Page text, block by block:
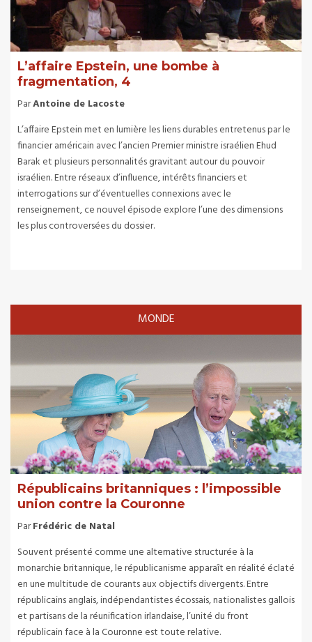
L’affaire Epstein, une bombe à
fragmentation, 4
ParAntoine de Lacoste
L’affaire Epstein met en lumière les liens durables entretenus par le
financier américain avec l’ancien Premier ministre israélien Ehud
Barak et plusieurs personnalités gravitant autour du pouvoir
israélien. Entre réseaux d’influence, intérêts financiers et
interrogations sur d’éventuelles connexions avec le
renseignement, ce nouvel épisode explore l’une des dimensions
les plus controversées du dossier.
MONDE
Républicains britanniques : l’impossible
union contre la Couronne
ParFrédéric de Natal
Souvent présenté comme une alternative structurée à la
monarchie britannique, le républicanisme apparaît en réalité éclaté
en une multitude de courants aux objectifs divergents. Entre
républicains anglais, indépendantistes écossais, nationalistes gallois
et partisans de la réunification irlandaise, l’unité du front
républicain face à la Couronne est toute relative.